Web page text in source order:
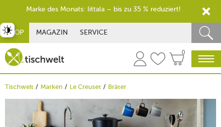
SHOP MAGAZIN SERVICE
0
Tischwelt Marken Le Creuset Bräter
umschalten
Marke des Monats: Iittala – bis zu 35 % reduziert!